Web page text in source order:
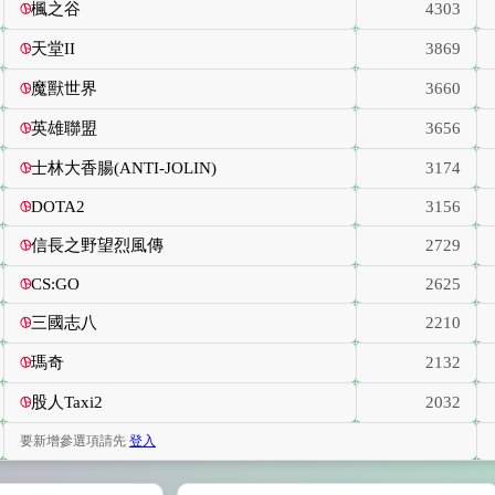
楓之谷 4303
天堂II 3869
魔獸世界 3660
英雄聯盟 3656
士林大香腸(ANTI-JOLIN) 3174
DOTA2 3156
信長之野望烈風傳 2729
CS:GO 2625
三國志八 2210
瑪奇 2132
股人Taxi2 2032
要新增參選項請先 登入